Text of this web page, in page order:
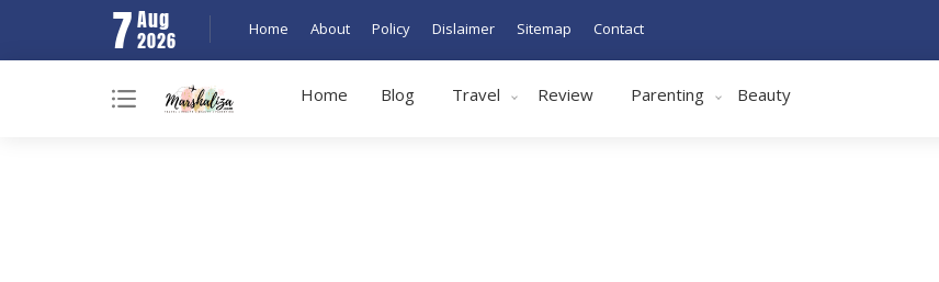
7Aug
2026 Home About Policy Dislaimer Sitemap Contact
Home Blog Travel Review Parenting Beauty